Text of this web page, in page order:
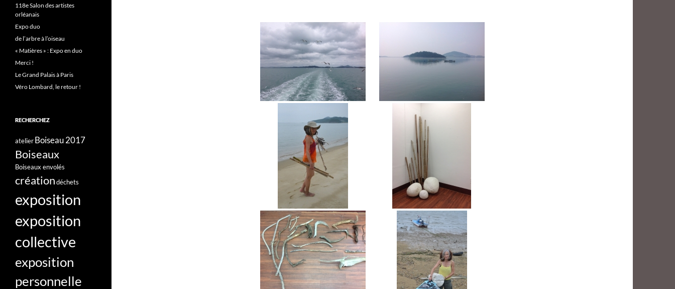
118e Salon des artistes
orléanais
Expo duo
de l’arbre à l’oiseau
« Matières » : Expo en duo
Merci !
Le Grand Palais à Paris
Véro Lombard, le retour !
RECHERCHEZ
atelierBoiseau 2017
Boiseaux
Boiseaux envolés
créationdéchets
exposition
exposition
collective
exposition
personnelle